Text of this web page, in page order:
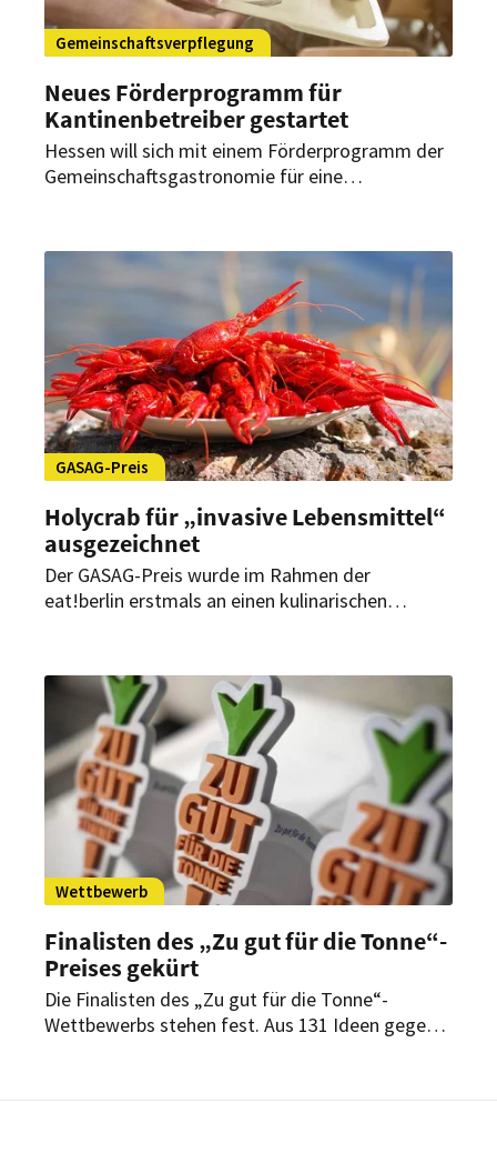
Gemeinschaftsverpflegung
Neues Förderprogramm für
Kantinenbetreiber gestartet
Hessen will sich mit einem Förderprogramm der
Gemeinschaftsgastronomie für eine
sich dabei direkt an die Betreiber von Kantinen.
GASAG-Preis
Holycrab für „invasive Lebensmittel“
ausgezeichnet
Der GASAG-Preis wurde im Rahmen der
eat!berlin erstmals an einen kulinarischen
Eindringlingen“ an.
Wettbewerb
Finalisten des „Zu gut für die Tonne“-
Preises gekürt
Die Finalisten des „Zu gut für die Tonne“-
Wettbewerbs stehen fest. Aus 131 Ideen gegen